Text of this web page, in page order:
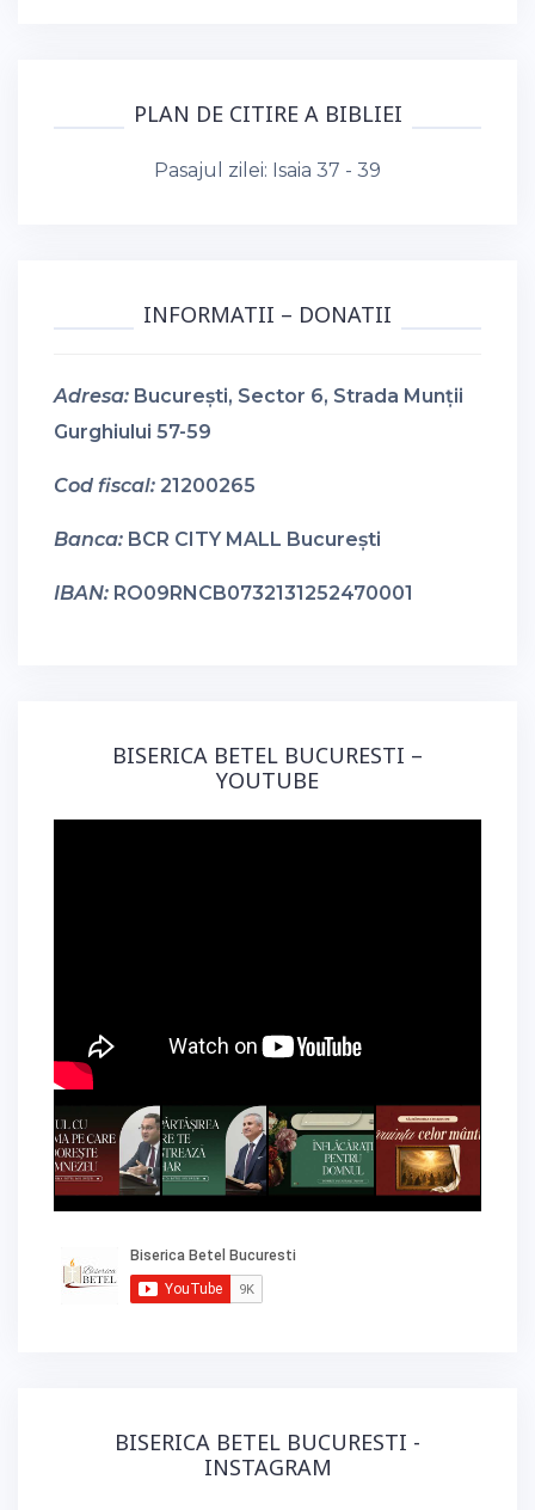
PLAN DE CITIRE A BIBLIEI
Pasajul zilei: Isaia 37 - 39
INFORMATII – DONATII
Adresa: București, Sector 6, Strada Munții
Gurghiului 57-59
Cod fiscal: 21200265
Banca: BCR CITY MALL București
IBAN: RO09RNCB0732131252470001
BISERICA BETEL BUCURESTI –
YOUTUBE
BISERICA BETEL BUCURESTI -
INSTAGRAM